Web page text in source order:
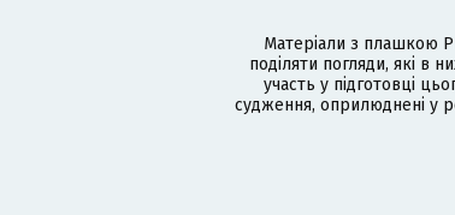
Матеріали з плашкою
поділяти погляди, які
участь у підготовці
судження, оприлюднені у